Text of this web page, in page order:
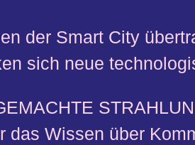
der Smart City
sich neue
das Wissen über